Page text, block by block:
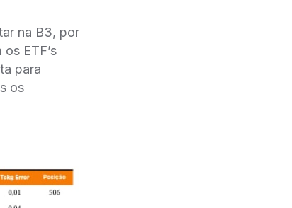
na B3, por
ETF’s
para
os